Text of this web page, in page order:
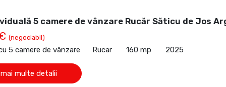
5 camere de vânzare Rucăr Săticu de Jos
(negociabil)
5 camere de vânzare Rucar 160 mp 2025
multe detalii